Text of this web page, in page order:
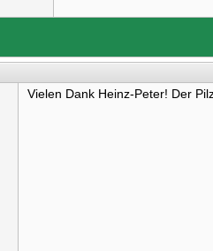
Vielen Dank Heinz-Peter! Der